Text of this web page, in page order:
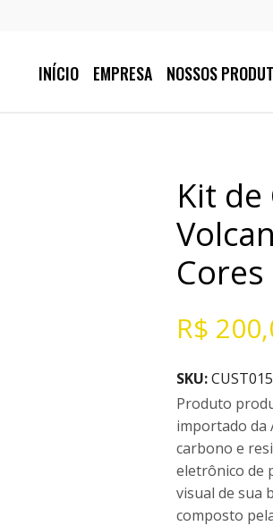
INÍCIO EMPRESA NOSSOS
Kit
R$
SKU:CUST015
Produto
importado da
carbono e
eletrônico de
visual de sua
composto